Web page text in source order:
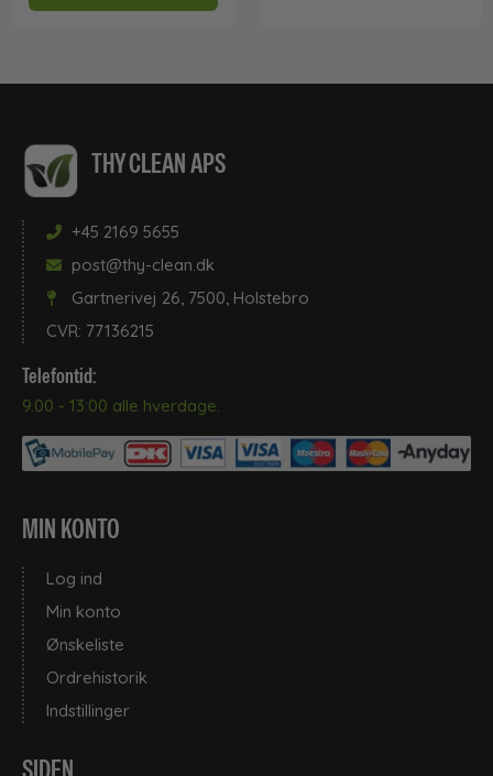
THY CLEAN APS
+45 2169 5655
post@thy-clean.dk
Gartnerivej 26, 7500, Holstebro
CVR: 77136215
Telefontid:
9.00 - 13:00 alle hverdage.
MIN KONTO
Log ind
Min konto
Ønskeliste
Ordrehistorik
Indstillinger